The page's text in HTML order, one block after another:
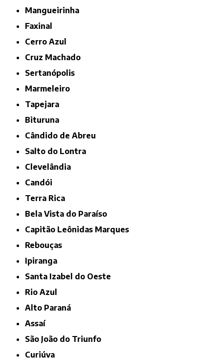
Mangueirinha
Faxinal
Cerro Azul
Cruz Machado
Sertanópolis
Marmeleiro
Tapejara
Bituruna
Cândido de Abreu
Salto do Lontra
Clevelândia
Candói
Terra Rica
Bela Vista do Paraíso
Capitão Leônidas Marques
Rebouças
Ipiranga
Santa Izabel do Oeste
Rio Azul
Alto Paraná
Assaí
São João do Triunfo
Curiúva